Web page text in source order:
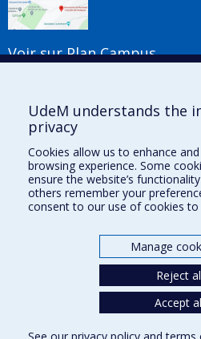
Voir sur Plan Campus
Liens utiles
Plan du site
Accessibilité
Donner à la Faculté de musique
UdeM understands the
privacy
Cookies allow us to enhance
browsing experience. Some
ensure the website’s
others remember your
consent to our use of cookies to
Manage
Reject
Accept